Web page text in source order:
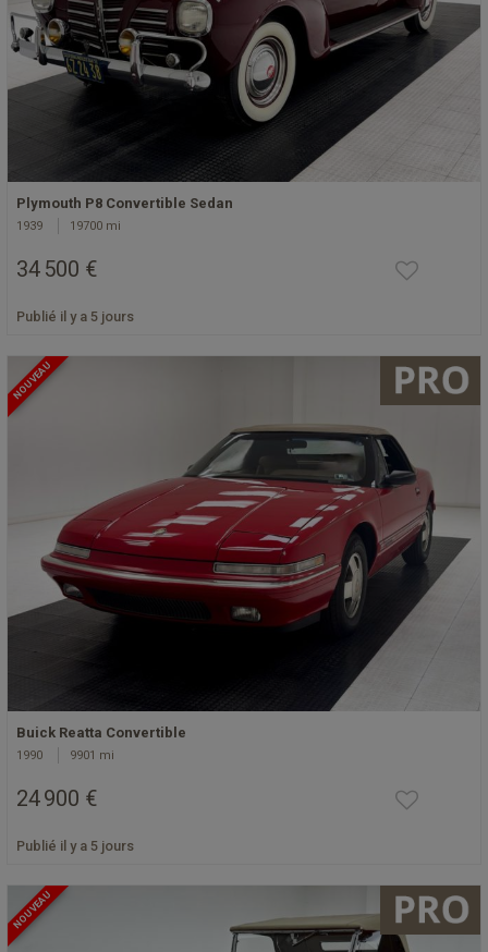
Plymouth P8 Convertible Sedan
1939 19700 mi
34 500 €
Publié il y a 5 jours
NOUVEAU
Buick Reatta Convertible
1990 9901 mi
24 900 €
Publié il y a 5 jours
NOUVEAU